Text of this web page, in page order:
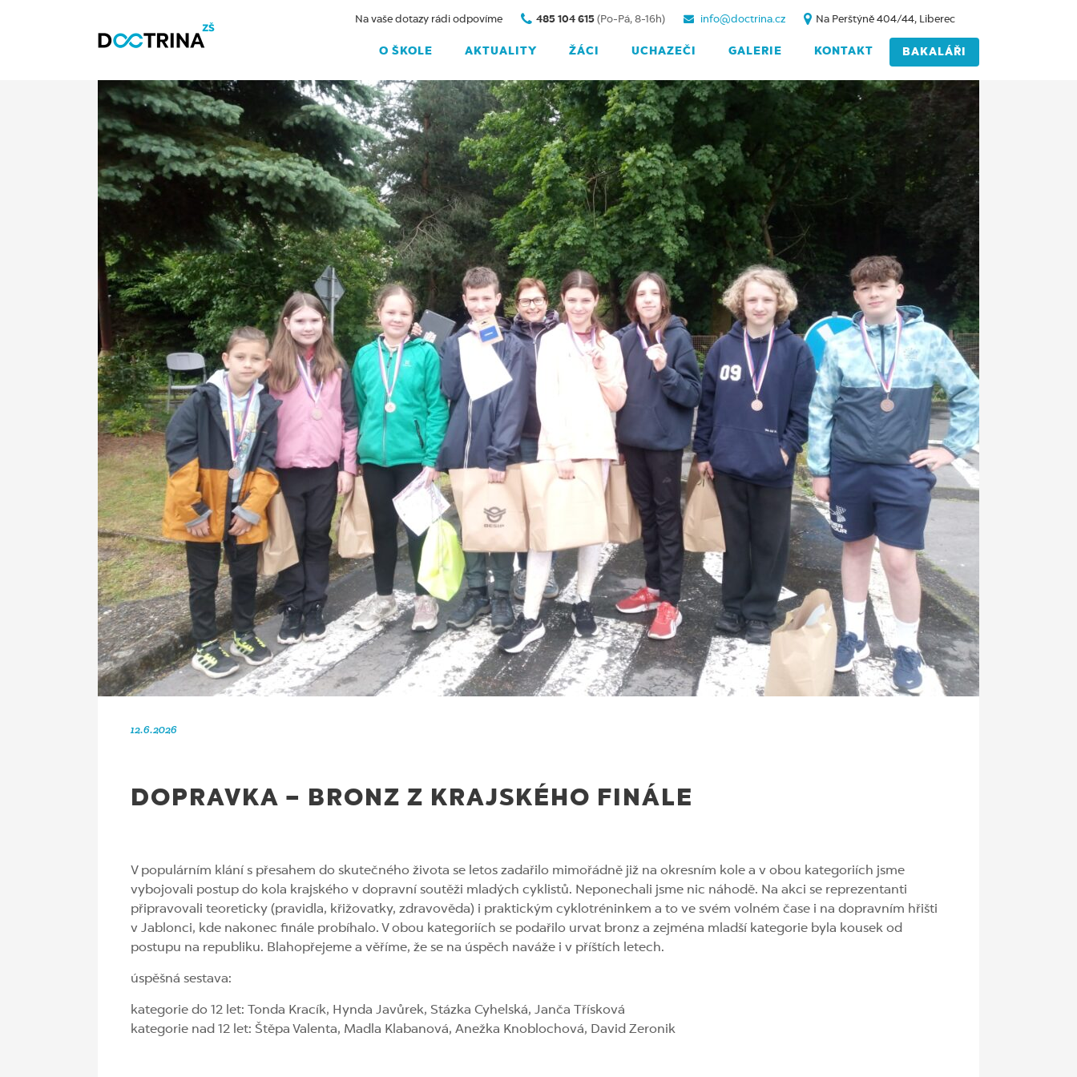
O ŠKOLE AKTUALITY ŽÁCI UCHAZEČI GALERIE KONTAKT BAKALÁŘI
Na vaše dotazy rádi odpovíme 485 104 615 (Po-Pá, 8-16h) info@doctrina.cz Na Perštýně 404/44, Liberec
12.6.2026
DOPRAVKA – BRONZ Z KRAJSKÉHO FINÁLE
V populárním klání s přesahem do skutečného života se letos zadařilo mimořádně již na okresním kole a v obou kategoriích jsme
vybojovali postup do kola krajského v dopravní soutěži mladých cyklistů. Neponechali jsme nic náhodě. Na akci se reprezentanti
připravovali teoreticky (pravidla, křižovatky, zdravověda) i praktickým cyklotréninkem a to ve svém volném čase i na dopravním hřišti
v Jablonci, kde nakonec finále probíhalo. V obou kategoriích se podařilo urvat bronz a zejména mladší kategorie byla kousek od
postupu na republiku. Blahopřejeme a věříme, že se na úspěch naváže i v příštích letech.
úspěšná sestava:
kategorie do 12 let: Tonda Kracík, Hynda Javůrek, Stázka Cyhelská, Janča Třísková
kategorie nad 12 let: Štěpa Valenta, Madla Klabanová, Anežka Knoblochová, David Zeronik